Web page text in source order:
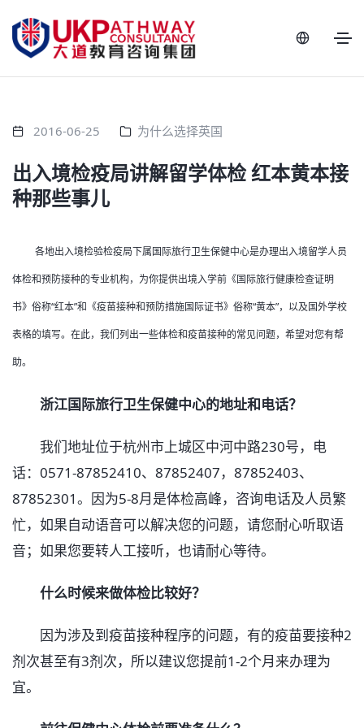
2016-06-25 为什么选择英国
出入境检疫局讲解留学体检 红本黄本接
种那些事儿
各地出入境检验检疫局下属国际旅行卫生保健中心是办理出入境留学人员
体检和预防接种的专业机构，为你提供出境入学前《国际旅行健康检查证明
书》俗称“红本”和《疫苗接种和预防措施国际证书》俗称“黄本”，以及国外学校
表格的填写。在此，我们列出一些体检和疫苗接种的常见问题，希望对您有帮
助。
浙江国际旅行卫生保健中心的地址和电话？
我们地址位于杭州市上城区中河中路230号，电
话：0571-87852410、87852407，87852403、
87852301。因为5-8月是体检高峰，咨询电话及人员繁
忙，如果自动语音可以解决您的问题，请您耐心听取语
音；如果您要转人工接听，也请耐心等待。
什么时候来做体检比较好？
因为涉及到疫苗接种程序的问题，有的疫苗要接种2
剂次甚至有3剂次，所以建议您提前1-2个月来办理为
宜。